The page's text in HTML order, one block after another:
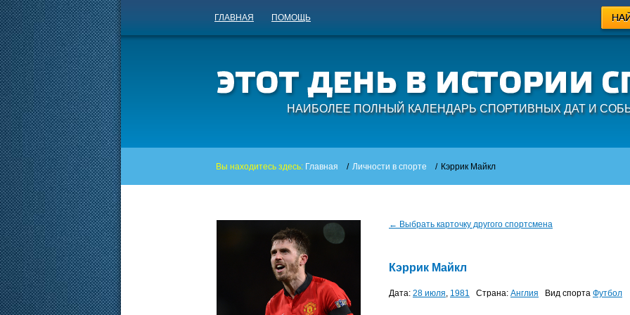
ГЛАВНАЯ ПОМОЩЬ
НАИБОЛЕЕ ПОЛНЫЙ КАЛЕНДАРЬ СПОРТИВНЫХ ДАТ И
Вы находитесь здесь: Главная / Личности в спорте / Кэррик Майкл
← Выбрать карточку другого спортсмена
Кэррик Майкл
Дата: 28 июля, 1981 Страна: Англия Вид спорта Футбол